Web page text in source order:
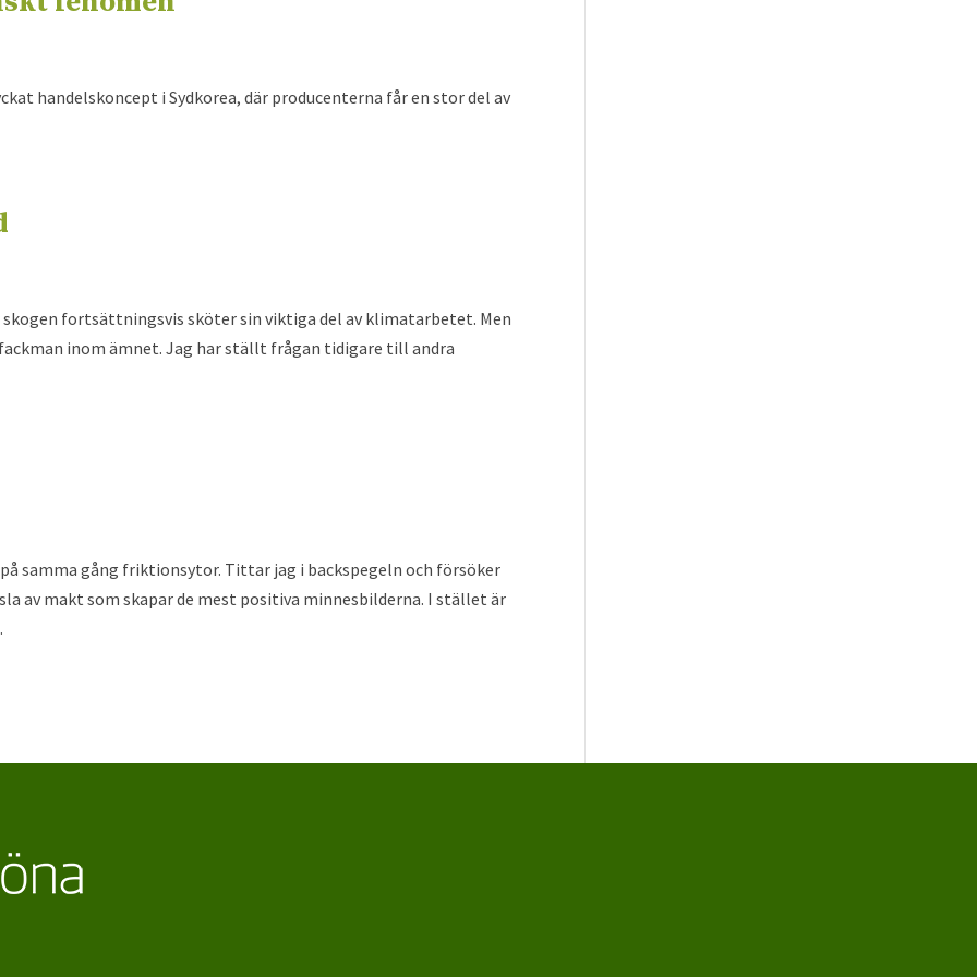
handelskoncept i Sydkorea, där producenterna får en stor del av
skogen fortsättningsvis sköter sin viktiga del av klimatarbetet. Men
inom ämnet. Jag har ställt frågan tidigare till andra
samma gång friktionsytor. Tittar jag i backspegeln och försöker
av makt som skapar de mest positiva minnesbilderna. I stället är